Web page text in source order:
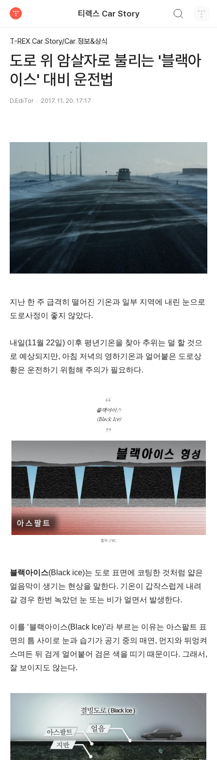
티렉스 Car Story
T-REX Car Story/Car 정보&상식
도로 위 암살자로 불리는 '블랙아
이스' 대비 운전법
D.EdiTor 2017. 11. 20. 17:17
지난 한 주 급격히 떨어진 기온과 일부 지역에 내린 눈으로
도로사정이 좋지 않았다.
내일(11월 22일) 이후 평년기온을 찾아 추위는 덜 할 것으
로 예상되지만, 아침 저녁의 영하기온과 얼어붙은 도로상
황은 운전하기 위험해 주의가 필요하다.
블랙아이스(Black ice)는 도로 표면에 코팅한 것처럼 얇은
얼음막이 생기는 현상을 말한다. 기온이 갑작스럽게 내려
갈 경우 한번 녹았던 눈 또는 비가 얼면서 발생한다.
이를 ‘블랙아이스(Black Ice)’라 부르는 이유는 아스팔트 표
면의 틈 사이로 눈과 습기가 공기 중의 매연, 먼지와 뒤엉켜
스며든 뒤 검게 얼어붙어 검은 색을 띠기 때문이다. 그래서,
잘 보이지도 않는다.